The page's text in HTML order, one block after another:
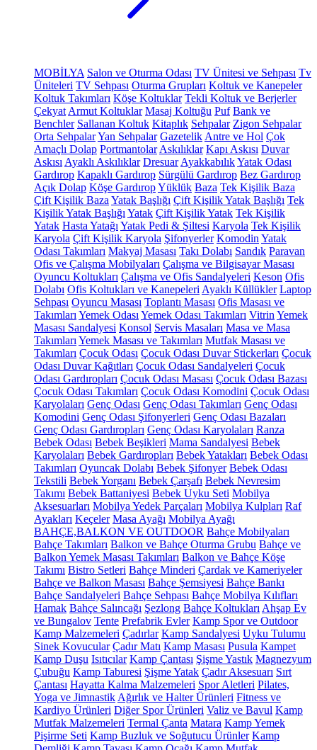
MOBİLYA Salon ve Oturma Odası TV Ünitesi ve Sehpası Tv
Üniteleri TV Sehpası Oturma Grupları Koltuk ve Kanepeler
Koltuk Takımları Köşe Koltuklar Tekli Koltuk ve Berjerler
Çekyat Armut Koltuklar Masaj Koltuğu Puf Bank ve
Benchler Sallanan Koltuk Kitaplık Sehpalar Zigon Sehpalar
Orta SehpalarYan Sehpalar Gazetelik Antre ve Hol Çok
Amaçlı Dolap Portmantolar Askılıklar Kapı Askısı Duvar
Askısı Ayaklı Askılıklar Dresuar AyakkabılıkYatak Odası
Gardırop Kapaklı Gardırop Sürgülü Gardırop Bez Gardırop
Açık Dolap Köşe GardıropYüklük Baza Tek Kişilik Baza
Çift Kişilik Baza Yatak Başlığı Çift Kişilik Yatak Başlığı Tek
Kişilik Yatak Başlığı Yatak Çift Kişilik Yatak Tek Kişilik
Yatak Hasta Yatağı Yatak Pedi & Şiltesi Karyola Tek Kişilik
Karyola Çift Kişilik Karyola Şifonyerler Komodin Yatak
Odası Takımları Makyaj Masası Takı Dolabı Sandık Paravan
Ofis ve Çalışma Mobilyaları Çalışma ve Bilgisayar Masası
Oyuncu Koltukları Çalışma ve Ofis Sandalyeleri Keson Ofis
Dolabı Ofis Koltukları ve Kanepeleri Ayaklı Küllükler Laptop
Sehpası Oyuncu Masası Toplantı Masası Ofis Masası ve
Takımları Yemek Odası Yemek Odası Takımları Vitrin Yemek
Masası Sandalyesi Konsol Servis Masaları Masa ve Masa
Takımları Yemek Masası ve Takımları Mutfak Masası ve
Takımları Çocuk Odası Çocuk Odası Duvar Stickerları Çocuk
Odası Duvar Kağıtları Çocuk Odası Sandalyeleri Çocuk
Odası Gardıropları Çocuk Odası Masası Çocuk Odası Bazası
Çocuk Odası Takımları Çocuk Odası Komodini Çocuk Odası
Karyolaları Genç Odası Genç Odası Takımları Genç Odası
Komodini Genç Odası Şifonyerleri Genç Odası Bazaları
Genç Odası Gardıropları Genç Odası Karyolaları Ranza
Bebek Odası Bebek Beşikleri Mama Sandalyesi Bebek
Karyolaları Bebek Gardıropları Bebek Yatakları Bebek Odası
Takımları Oyuncak Dolabı Bebek Şifonyer Bebek Odası
Tekstili Bebek Yorganı Bebek Çarşafı Bebek Nevresim
Takımı Bebek Battaniyesi Bebek Uyku Seti Mobilya
Aksesuarları Mobilya Yedek Parçaları Mobilya Kulpları Raf
Ayakları Keçeler Masa Ayağı Mobilya Ayağı
BAHÇE,BALKON VE OUTDOOR Bahçe Mobilyaları
Bahçe Takımları Balkon ve Bahçe Oturma Grubu Bahçe ve
Balkon Yemek Masası Takımları Balkon ve Bahçe Köşe
Takımı Bistro Setleri Bahçe Minderi Çardak ve Kameriyeler
Bahçe ve Balkon Masası Bahçe Şemsiyesi Bahçe Bankı
Bahçe Sandalyeleri Bahçe Sehpası Bahçe Mobilya Kılıfları
Hamak Bahçe Salıncağı Şezlong Bahçe Koltukları Ahşap Ev
ve Bungalov Tente Prefabrik Evler Kamp Spor ve Outdoor
Kamp Malzemeleri Çadırlar Kamp Sandalyesi Uyku Tulumu
Sinek Kovucular Çadır Matı Kamp Masası Pusula Kampet
Kamp Duşu Isıtıcılar Kamp Çantası Şişme Yastık Magnezyum
Çubuğu Kamp Taburesi Şişme Yatak Çadır Aksesuarı Sırt
Çantası Hayatta Kalma Malzemeleri Spor Aletleri Pilates,
Yoga ve Jimnastik Ağırlık ve Halter Ürünleri Fitness ve
Kardiyo Ürünleri Diğer Spor Ürünleri Valiz ve Bavul Kamp
Mutfak Malzemeleri Termal Çanta Matara Kamp Yemek
Pişirme Seti Kamp Buzluk ve Soğutucu Ürünler Kamp